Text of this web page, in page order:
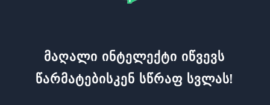
Მაღალი Ინტელექტი Იწვევს
Წარმატებისკენ Სწრაფ Სვლას!